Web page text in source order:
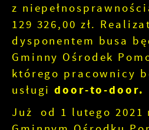
z
129 326,00 zł.
dysponentem busa
Gminny Ośrodek
którego pracownicy
usługi door-to-door.
Już od 1 lutego 2021